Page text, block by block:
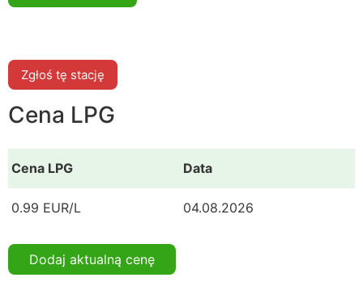
Zgłoś tę stację
Cena LPG
Cena LPG Data
0.99 EUR/L 04.08.2026
Dodaj aktualną cenę